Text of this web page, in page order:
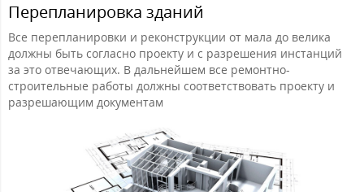
Перепланировка зданий
Все перепланировки и реконструкции от мала до велика
должны быть согласно проекту и с разрешения инстанций
за это отвечающих. В дальнейшем все ремонтно-
строительные работы должны соответствовать проекту и
разрешающим документам